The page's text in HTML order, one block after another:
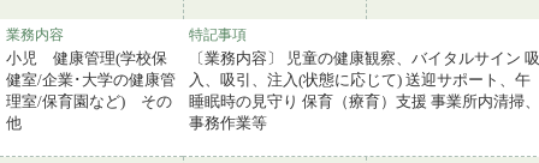
業務内容
小児 健康管理(学校保
健室/企業･大学の健康管
理室/保育園など) その
他
特記事項
〔業務内容〕 児童の健康観察、バイタルサイン 吸
入、吸引、注入(状態に応じて) 送迎サポート、午
睡眠時の見守り 保育（療育）支援 事業所内清掃、
事務作業等